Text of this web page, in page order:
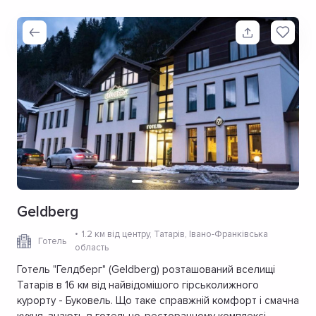
Geldberg
Готель
1.2 км від центру, Татарів, Івано-Франківська
область
Готель "Гелдберг" (Geldberg) розташований вселищі
Татарів в 16 км від найвідомішого гірськолижного
курорту - Буковель. Що таке справжній комфорт і смачна